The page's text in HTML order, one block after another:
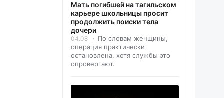
Мать погибшей на тагильском
карьере школьницы просит
продолжить поиски тела
дочери
04.08
По словам женщины,
операция практически
остановлена, хотя службы это
опровергают.